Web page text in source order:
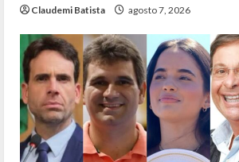
Claudemi Batista agosto 7, 2026